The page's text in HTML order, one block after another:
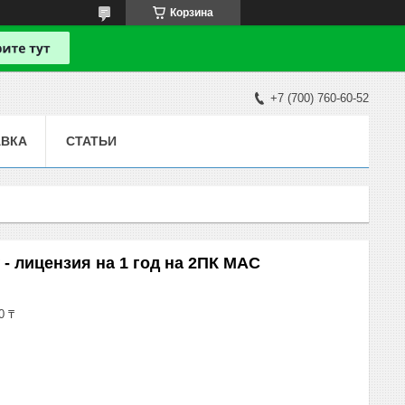
Корзина
+7 (700) 760-60-52
СТАТЬИ
лицензия на 1 год на 2ПК MAC
₸